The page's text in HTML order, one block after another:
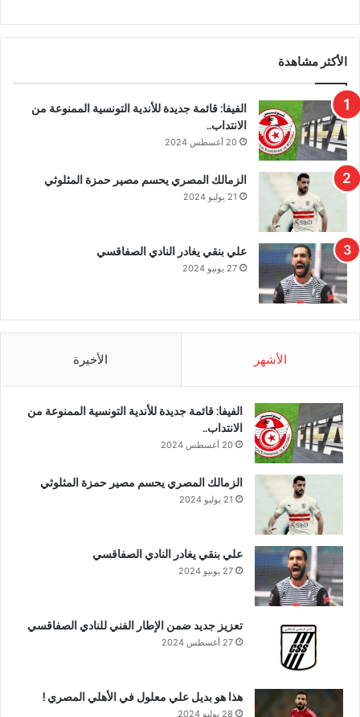
الأكثر مشاهدة
الفيفا: قائمة جديدة للأندية التونسية الممنوعة من
الانتداب..
20 أغسطس 2024
الزمالك المصري يحسم مصير حمزة المثلوثي
21 يوليو 2024
علي بنقي يغادر النادي الصفاقسي
27 يونيو 2024
الأشهر الأخيرة
الفيفا: قائمة جديدة للأندية التونسية الممنوعة من
الانتداب..
20 أغسطس 2024
الزمالك المصري يحسم مصير حمزة المثلوثي
21 يوليو 2024
علي بنقي يغادر النادي الصفاقسي
27 يونيو 2024
تعزيز جديد ضمن الإطار الفني للنادي الصفاقسي
27 أغسطس 2024
هذا هو بديل علي معلول في الأهلي المصري !
28 يوليو 2024